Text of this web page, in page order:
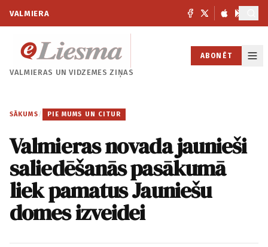
VALMIERA
VALMIERAS UNVIDZEMES ZIŅAS
ABONĒT
SĀKUMS / PIE MUMS UN CITUR
Valmieras novada jaunieši
saliedēšanās pasākumā
liek pamatus Jauniešu
domes izveidei